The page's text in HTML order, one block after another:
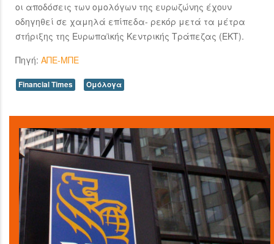
οι αποδόσεις των ομολόγων της ευρωζώνης έχουν
οδηγηθεί σε χαμηλά επίπεδα- ρεκόρ μετά τα μέτρα
στήριξης της Ευρωπαϊκής Κεντρικής Τράπεζας (ΕΚΤ).
Πηγή: ΑΠΕ-ΜΠΕ
Financial Times Ομόλογα